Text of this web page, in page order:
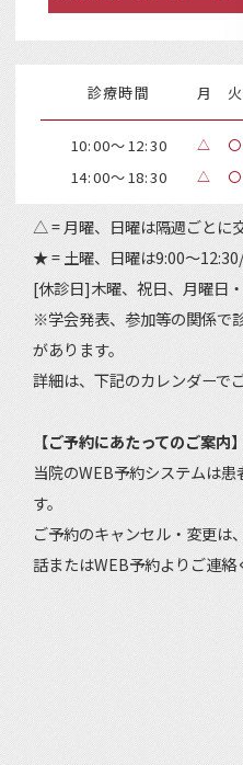
診療時間 月 火
10:00～12:30 △ 〇
14:00～18:30 △ 〇
△ = 月曜、日曜は隔週ごとに
★ = 土曜、日曜は9:00～
[休診日]木曜、祝日、月曜日
※学会発表、参加等の関係で
があります。
詳細は、下記のカレンダーで
【ご予約にあたってのご案内】
当院のWEB予約システムは
す。
ご予約のキャンセル・変更は
話またはWEB予約よりご連絡